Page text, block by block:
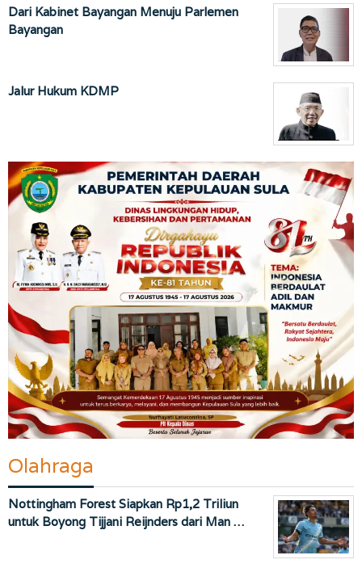
Dari Kabinet Bayangan Menuju Parlemen
Bayangan
Jalur Hukum KDMP
Olahraga
Nottingham Forest Siapkan Rp1,2 Triliun
untuk Boyong Tijjani Reijnders dari Man …